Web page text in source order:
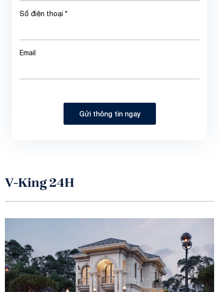
Số điện thoại *
Email
Gửi thông tin ngay
V-King 24H